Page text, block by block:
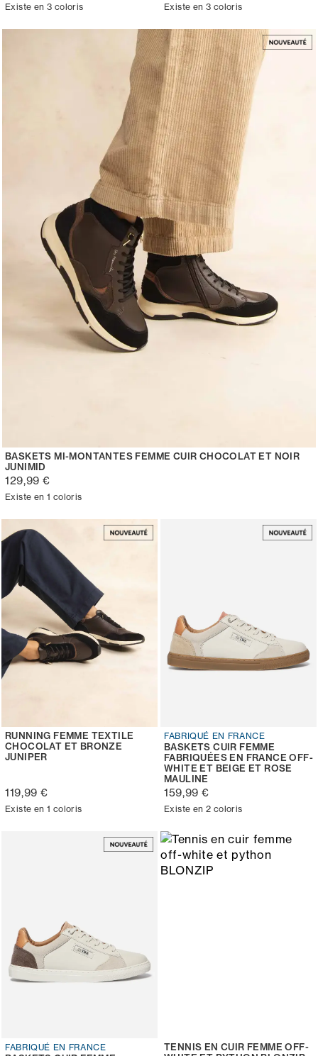
Existe en 3 coloris Existe en 3 coloris
BASKETS MI-MONTANTES FEMME CUIR CHOCOLAT ET NOIR
JUNIMID
129,99 €
Existe en 1 coloris
RUNNING FEMME TEXTILE
CHOCOLAT ET BRONZE
JUNIPER
119,99 €
Existe en 1 coloris
FABRIQUÉ EN FRANCE
BASKETS CUIR FEMME
FABRIQUÉES EN FRANCE OFF-
WHITE ET BEIGE ET ROSE
MAULINE
159,99 €
Existe en 2 coloris
FABRIQUÉ EN FRANCE
TENNIS EN CUIR FEMME OFF-